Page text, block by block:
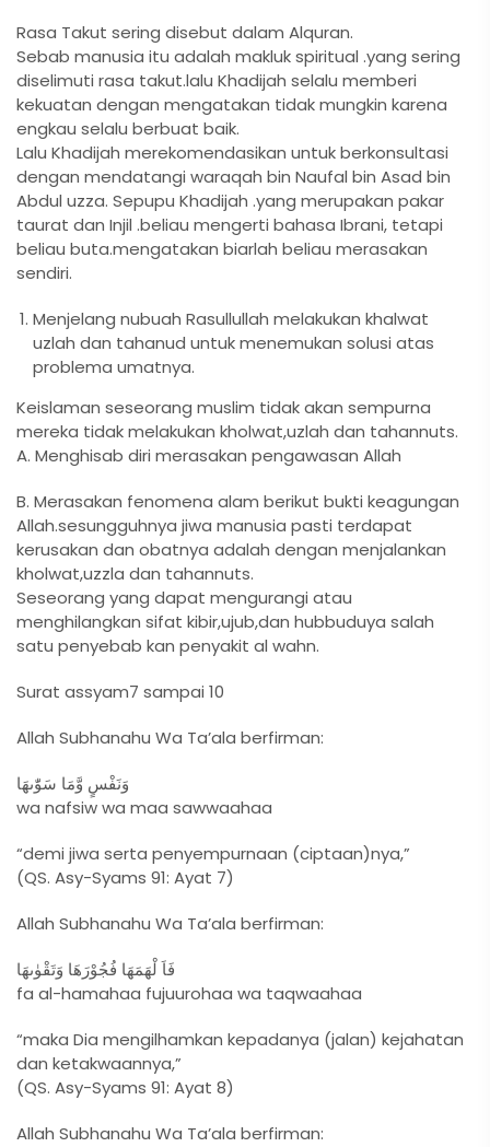
Rasa Takut sering disebut dalam Alquran.
Sebab manusia itu adalah makluk spiritual .yang sering
diselimuti rasa takut.lalu Khadijah selalu memberi
kekuatan dengan mengatakan tidak mungkin karena
engkau selalu berbuat baik.
Lalu Khadijah merekomendasikan untuk berkonsultasi
dengan mendatangi waraqah bin Naufal bin Asad bin
Abdul uzza. Sepupu Khadijah .yang merupakan pakar
taurat dan Injil .beliau mengerti bahasa Ibrani, tetapi
beliau buta.mengatakan biarlah beliau merasakan
sendiri.
Menjelang nubuah Rasullullah melakukan khalwat
uzlah dan tahanud untuk menemukan solusi atas
problema umatnya.
Keislaman seseorang muslim tidak akan sempurna
mereka tidak melakukan kholwat,uzlah dan tahannuts.
A. Menghisab diri merasakan pengawasan Allah
B. Merasakan fenomena alam berikut bukti keagungan
Allah.sesungguhnya jiwa manusia pasti terdapat
kerusakan dan obatnya adalah dengan menjalankan
kholwat,uzzla dan tahannuts.
Seseorang yang dapat mengurangi atau
menghilangkan sifat kibir,ujub,dan hubbuduya salah
satu penyebab kan penyakit al wahn.
Surat assyam7 sampai 10
Allah Subhanahu Wa Ta’ala berfirman:
wa nafsiw wa maa sawwaahaa
“demi jiwa serta penyempurnaan (ciptaan)nya,”
(QS. Asy-Syams 91: Ayat 7)
Allah Subhanahu Wa Ta’ala berfirman:
fa al-hamahaa fujuurohaa wa taqwaahaa
“maka Dia mengilhamkan kepadanya (jalan) kejahatan
dan ketakwaannya,”
(QS. Asy-Syams 91: Ayat 8)
Allah Subhanahu Wa Ta’ala berfirman: